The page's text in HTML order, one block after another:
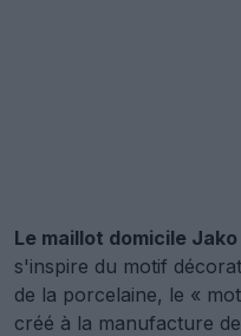
Le maillot domicile
s'inspire du motif
de la porcelaine, le «
créé à la manufacture